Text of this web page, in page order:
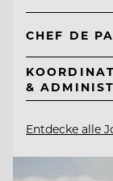
CHEF DE
&
Entdecke alle